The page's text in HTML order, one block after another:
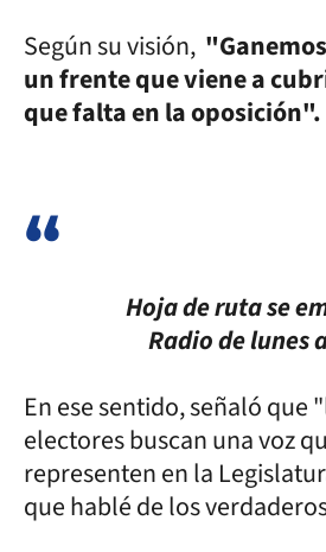
Según su visión,
un frente que viene a
que falta en la oposición".
Hoja de ruta se
Radio de lunes
En ese sentido, señaló que
electores buscan una voz
representen en la
que hablé de los